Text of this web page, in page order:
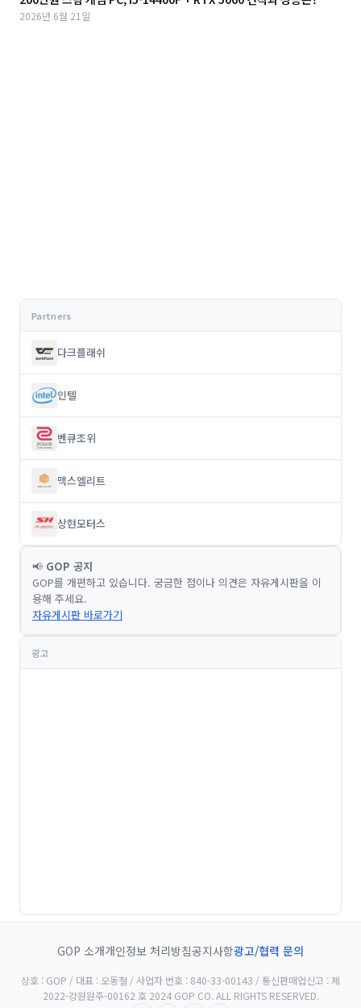
2026년 6월 21일
다크플래쉬
인텔
벤큐조위
맥스엘리트
상현모터스
📢 GOP 공지
GOP를 개편하고 있습니다. 궁금한 점이나 의견은 자유게시판을 이
용해 주세요.
자유게시판 바로가기
광고
GOP 소개개인정보 처리방침공지사항광고/협력 문의
상호 : GOP / 대표 : 오동철 / 사업자 번호 : 840-33-00143 / 통신판매업신고 : 제
2022-강원원주-00162 호 2024 GOP CO. ALL RIGHTS RESERVED.